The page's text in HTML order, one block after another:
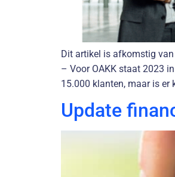
Dit artikel is afkomstig
– Voor OAKK staat 2023
15.000 klanten, maar is er
Update